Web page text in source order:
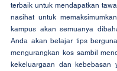
terbaik untuk mendapatkan
nasihat untuk
kampus akan semuanya
Anda akan belajar tips
mengurangkan kos sambil
kekeluargaan dan kebebasan